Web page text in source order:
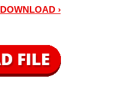
DOWNLOAD ›